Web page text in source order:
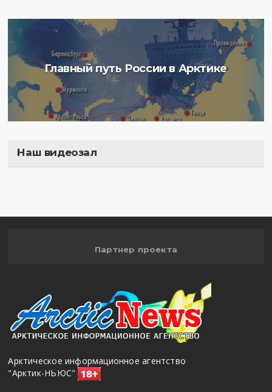
Главный путь России в Арктике
Наш видеозал
Партнер проекта
Арктическое информационное агентство
"Арктик-НЬЮС"